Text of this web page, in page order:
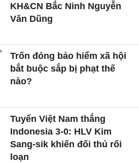
KH&CN Bắc Ninh Nguyễn
Văn Dũng
Trốn đóng bảo hiểm xã hội
bắt buộc sắp bị phạt thế
nào?
Tuyển Việt Nam thắng
Indonesia 3-0: HLV Kim
Sang-sik khiến đối thủ rối
loạn